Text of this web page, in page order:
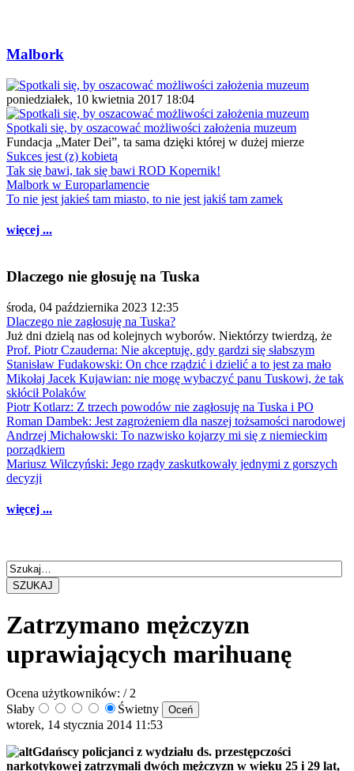
Malbork
poniedziałek, 10 kwietnia 2017 18:04
Spotkali się, by oszacować możliwości założenia muzeum
Fundacja „Mater Dei”, ta sama dzięki której w dużej mierze
Sukces jest (z) kobietą
Tak się bawi, tak się bawi ROD Kopernik!
Malbork w Europarlamencie
To nie jest jakieś tam miasto, to nie jest jakiś tam zamek
więcej ...
Dlaczego nie głosuję na Tuska
środa, 04 października 2023 12:35
Dlaczego nie zagłosuję na Tuska?
Już dni dzielą nas od kolejnych wyborów. Niektórzy twierdzą, że
Prof. Piotr Czauderna: Nie akceptuję, gdy gardzi się słabszym
Stanisław Fudakowski: On chce rządzić i dzielić a to jest za mało
Mikołaj Jacek Kujawian: nie mogę wybaczyć panu Tuskowi, że tak
skłócił Polaków
Piotr Kotlarz: Z trzech powodów nie zagłosuję na Tuska i PO
Roman Dambek: Jest zagrożeniem dla naszej tożsamości narodowej
Andrzej Michałowski: To nazwisko kojarzy mi się z niemieckim
porządkiem
Mariusz Wilczyński: Jego rządy zaskutkowały jednymi z gorszych
decyzji
więcej ...
SZUKAJ
Zatrzymano mężczyzn
uprawiających marihuanę
Ocena użytkowników: / 2
Słaby
Świetny
wtorek, 14 stycznia 2014 11:53
Gdańscy policjanci z wydziału ds. przestępczości
narkotykowej zatrzymali dwóch mężczyzn w wieku 25 i 29 lat,